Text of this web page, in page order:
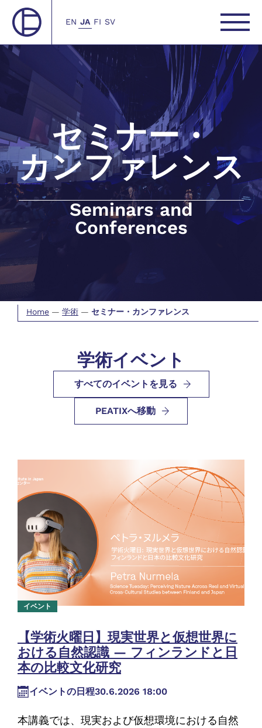
EN JA FI SV
セミナー・
カンファレンス
Seminars and
Conferences
Home — 学術 — セミナー・カンファレンス
学術イベント
すべてのイベントを見る
PEATIXへ移動
イベント
【学術火曜日】現実世界と仮想世界に
おける自然認識 ― フィンランドと日
本の比較文化研究
イベントの日程30.6.2026 18:00
本講義では、現実および仮想環境における自然